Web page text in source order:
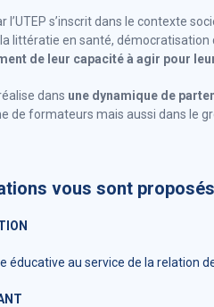
l’UTEP s’inscrit dans le contexte
littératie en santé, démocratisation
de leur capacité à agir pour
dans une dynamique de
de formateurs mais aussi dans le
vous sont
éducative au service de la relation